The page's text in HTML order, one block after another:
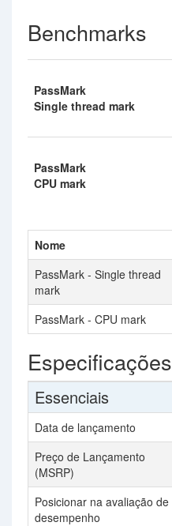
Benchmarks
PassMark
Single thread mark
PassMark
CPU mark
Nome
PassMark - Single thread
mark
PassMark - CPU mark
Especificações
Essenciais
Data de lançamento
Preço de Lançamento
(MSRP)
Posicionar na avaliação de
desempenho